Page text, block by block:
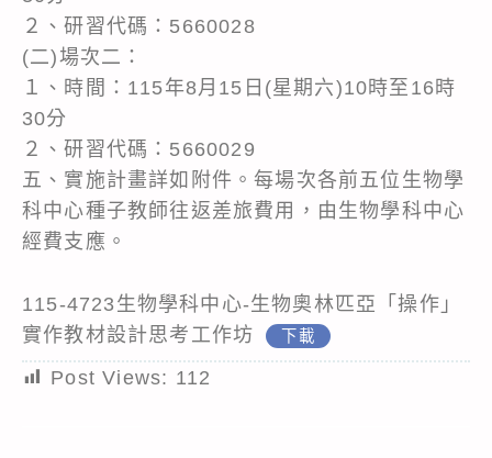
２、研習代碼：5660028
(二)場次二：
１、時間：115年8月15日(星期六)10時至16時
30分
２、研習代碼：5660029
五、實施計畫詳如附件。每場次各前五位生物學
科中心種子教師往返差旅費用，由生物學科中心
經費支應。
115-4723生物學科中心-生物奧林匹亞「操作」
實作教材設計思考工作坊
下載
Post Views: 112